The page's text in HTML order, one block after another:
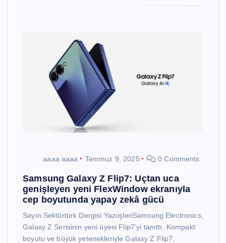
aaaa aaaa Temmuz 9, 2025 0 Comments
Samsung Galaxy Z Flip7: Uçtan uca
genişleyen yeni FlexWindow ekranıyla
cep boyutunda yapay zekâ gücü
Sayın Sektörtürk Dergisi YazıişleriSamsung Electronics,
Galaxy Z Serisinin yeni üyesi Flip7’yi tanıttı. Kompakt
boyutu ve büyük yetenekleriyle Galaxy Z Flip7,